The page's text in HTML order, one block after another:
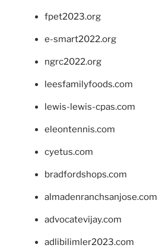
fpet2023.org
e-smart2022.org
ngrc2022.org
leesfamilyfoods.com
lewis-lewis-cpas.com
eleontennis.com
cyetus.com
bradfordshops.com
almadenranchsanjose.com
advocatevijay.com
adlibilimler2023.com